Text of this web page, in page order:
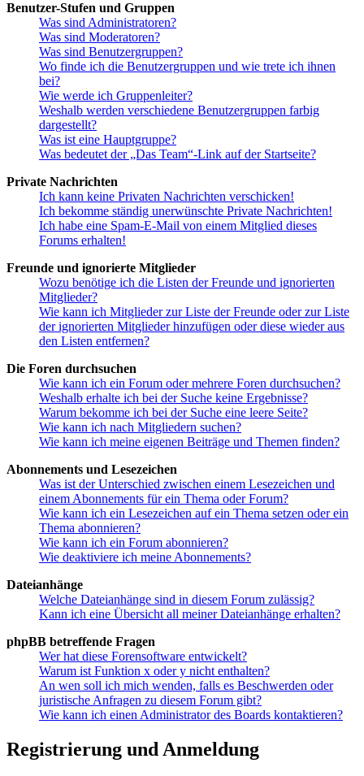
Benutzer-Stufen und Gruppen
Was sind Administratoren?
Was sind Moderatoren?
Was sind Benutzergruppen?
Wo finde ich die Benutzergruppen und wie trete ich ihnen
bei?
Wie werde ich Gruppenleiter?
Weshalb werden verschiedene Benutzergruppen farbig
dargestellt?
Was ist eine Hauptgruppe?
Was bedeutet der „Das Team“-Link auf der Startseite?
Private Nachrichten
Ich kann keine Privaten Nachrichten verschicken!
Ich bekomme ständig unerwünschte Private Nachrichten!
Ich habe eine Spam-E-Mail von einem Mitglied dieses
Forums erhalten!
Freunde und ignorierte Mitglieder
Wozu benötige ich die Listen der Freunde und ignorierten
Mitglieder?
Wie kann ich Mitglieder zur Liste der Freunde oder zur Liste
der ignorierten Mitglieder hinzufügen oder diese wieder aus
den Listen entfernen?
Die Foren durchsuchen
Wie kann ich ein Forum oder mehrere Foren durchsuchen?
Weshalb erhalte ich bei der Suche keine Ergebnisse?
Warum bekomme ich bei der Suche eine leere Seite?
Wie kann ich nach Mitgliedern suchen?
Wie kann ich meine eigenen Beiträge und Themen finden?
Abonnements und Lesezeichen
Was ist der Unterschied zwischen einem Lesezeichen und
einem Abonnements für ein Thema oder Forum?
Wie kann ich ein Lesezeichen auf ein Thema setzen oder ein
Thema abonnieren?
Wie kann ich ein Forum abonnieren?
Wie deaktiviere ich meine Abonnements?
Dateianhänge
Welche Dateianhänge sind in diesem Forum zulässig?
Kann ich eine Übersicht all meiner Dateianhänge erhalten?
phpBB betreffende Fragen
Wer hat diese Forensoftware entwickelt?
Warum ist Funktion x oder y nicht enthalten?
An wen soll ich mich wenden, falls es Beschwerden oder
juristische Anfragen zu diesem Forum gibt?
Wie kann ich einen Administrator des Boards kontaktieren?
Registrierung und Anmeldung